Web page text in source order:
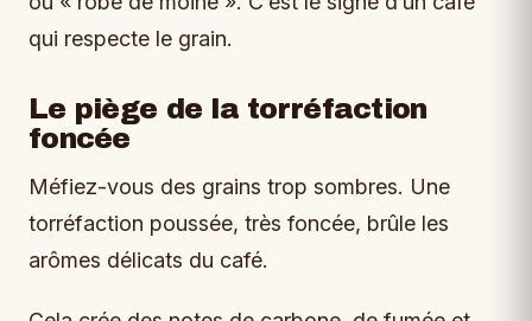
qui respecte le grain.
Le piège de la torréfaction
foncée
Méfiez-vous des grains trop sombres. Une
torréfaction poussée, très foncée, brûle les
arômes délicats du café.